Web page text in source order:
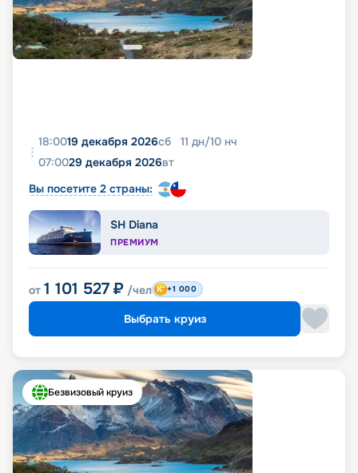
18:0019 декабря 2026сб 11 дн/10 нч
07:0029 декабря 2026вт
Вы посетите 2 страны:
SH Diana
ПРЕМИУМ
от 1 101 527 ₽ /чел +1 000
Выбрать круиз
Безвизовый круиз